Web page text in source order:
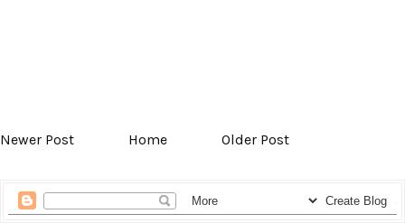
Newer Post Home Older Post